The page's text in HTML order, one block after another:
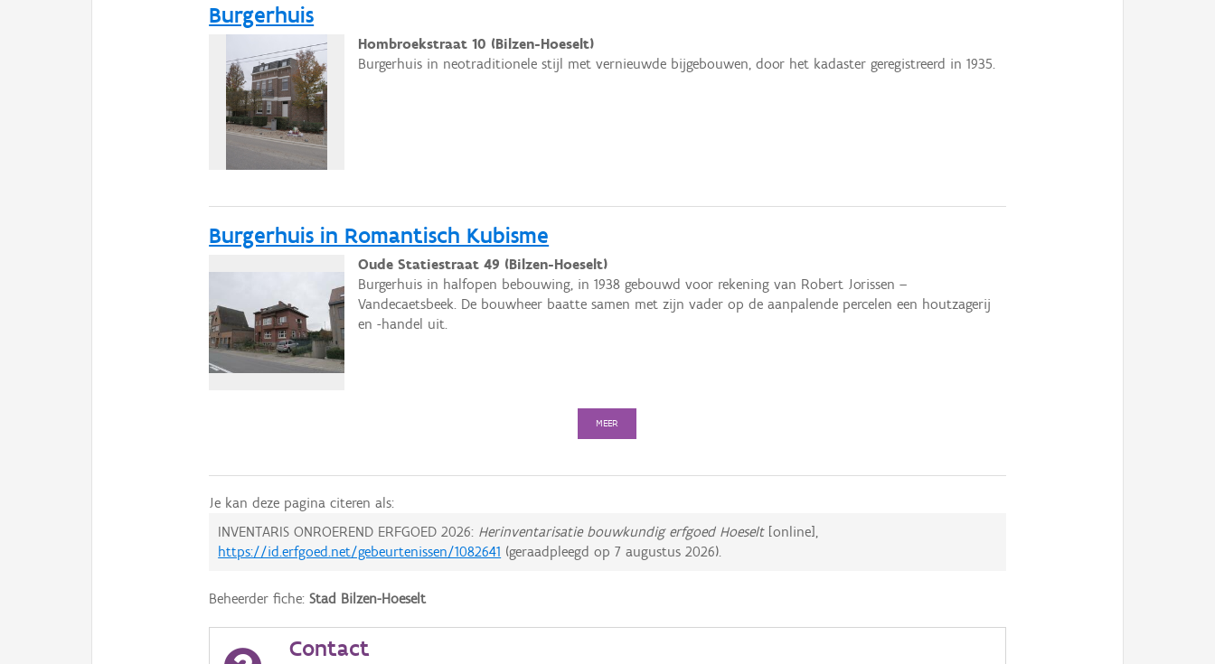
Burgerhuis
Hombroekstraat 10 (Bilzen-Hoeselt)
Burgerhuis in neotraditionele stijl met vernieuwde bijgebouwen, door het kadaster geregistreerd in 1935.
Burgerhuis in Romantisch Kubisme
Oude Statiestraat 49 (Bilzen-Hoeselt)
Burgerhuis in halfopen bebouwing, in 1938 gebouwd voor rekening van Robert Jorissen –
Vandecaetsbeek. De bouwheer baatte samen met zijn vader op de aanpalende percelen een houtzagerij
en -handel uit.
MEER
Je kan deze pagina citeren als:
INVENTARIS ONROEREND ERFGOED 2026: Herinventarisatie bouwkundig erfgoed Hoeselt[online],
https://id.erfgoed.net/gebeurtenissen/1082641 (geraadpleegd op7 augustus 2026).
Beheerder fiche:Stad Bilzen-Hoeselt
Contact